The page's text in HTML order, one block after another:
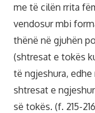
me të cilën rrita
vendosur mbi
thënë në gjuhën
(shtresat e tokës
të ngjeshura,
shtresat e
së tokës. (f. 215-